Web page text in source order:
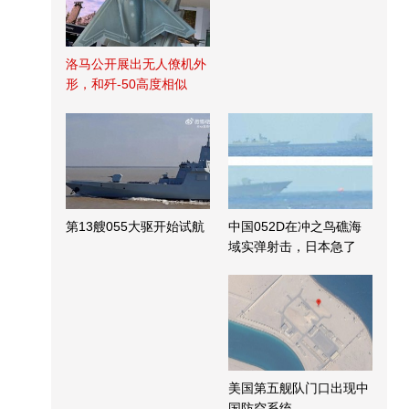
洛马公开展出无人僚机外
形，和歼-50高度相似
第13艘055大驱开始试航
中国052D在冲之鸟礁海
域实弹射击，日本急了
美国第五舰队门口出现中